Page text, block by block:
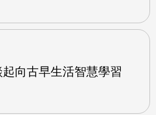
向古早生活智慧學習